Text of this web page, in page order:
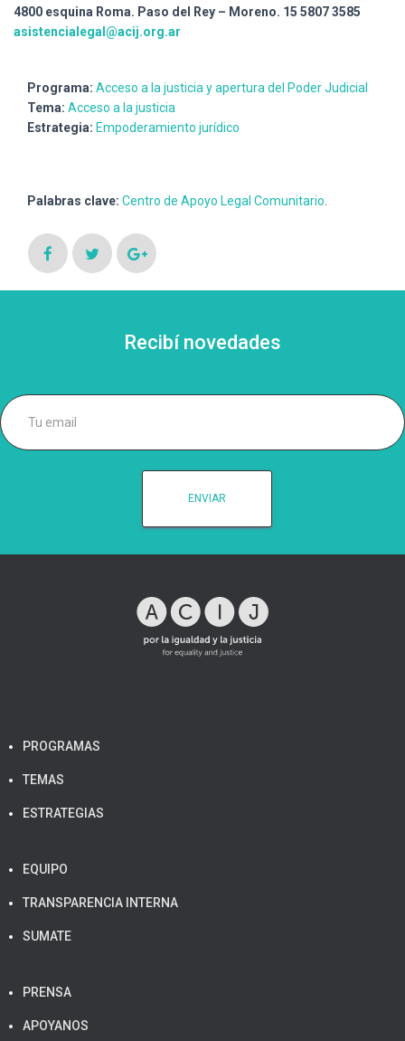
4800 esquina Roma. Paso del Rey – Moreno. 15 5807 3585
asistencialegal@acij.org.ar
Programa: Acceso a la justicia y apertura del Poder Judicial
Tema: Acceso a la justicia
Estrategia: Empoderamiento jurídico
Palabras clave: Centro de Apoyo Legal Comunitario
Recibí novedades
PROGRAMAS
TEMAS
ESTRATEGIAS
EQUIPO
TRANSPARENCIA INTERNA
SUMATE
PRENSA
APOYANOS